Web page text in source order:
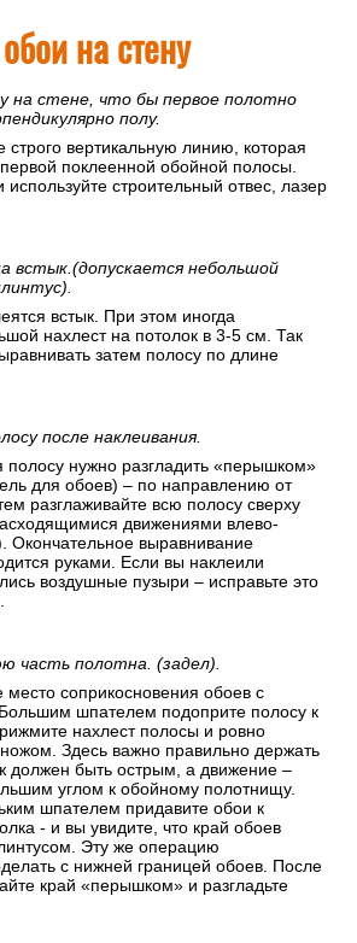
на стену
на стене, что бы первое полотно
полу.
строго вертикальную линию, которая
поклеенной обойной полосы.
используйте строительный отвес, лазер
встык.(допускается небольшой
встык. При этом иногда
нахлест на потолок в 3-5 см. Так
затем полосу по длине
после наклеивания.
полосу нужно разгладить «перышком»
для обоев) – по направлению от
разглаживайте всю полосу сверху
движениями влево-
Окончательное выравнивание
руками. Если вы наклеили
воздушные пузыри – исправьте это
часть полотна. (задел).
соприкосновения обоев с
шпателем подоприте полосу к
нахлест полосы и ровно
Здесь важно правильно держать
должен быть острым, а движение –
углом к обойному полотнищу.
шпателем придавите обои к
- и вы увидите, что край обоев
Эту же операцию
с нижней границей обоев. После
край «перышком» и разгладьте